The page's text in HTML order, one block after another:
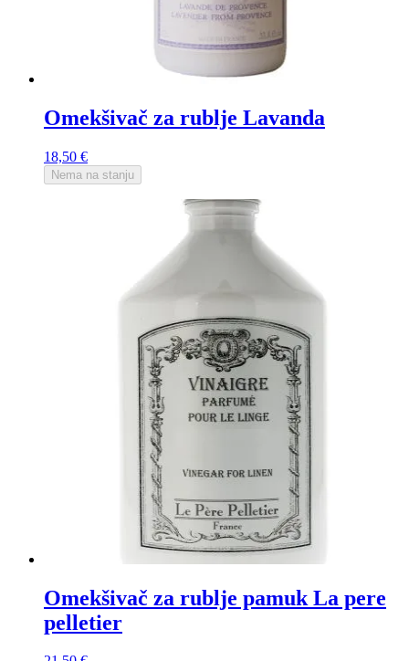
Omekšivač za rublje Lavanda
18,50 €
Nema na stanju
Omekšivač za rublje pamuk La pere
pelletier